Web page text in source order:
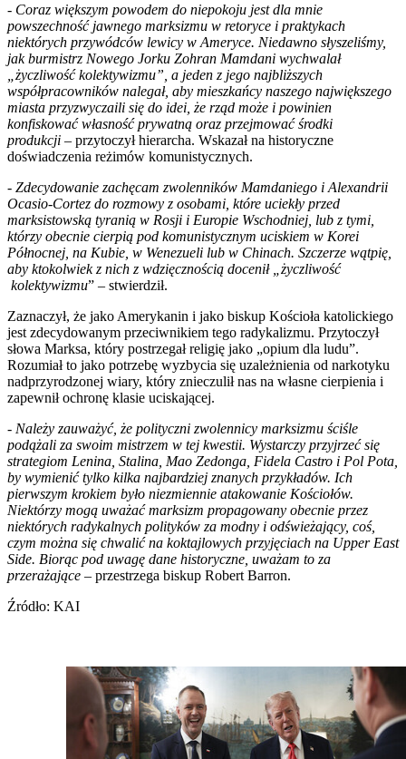
- Coraz większym powodem do niepokoju jest dla mnie
powszechność jawnego marksizmu w retoryce i praktykach
niektórych przywódców lewicy w Ameryce. Niedawno słyszeliśmy,
jak burmistrz Nowego Jorku Zohran Mamdani wychwalał
„życzliwość kolektywizmu”, a jeden z jego najbliższych
współpracowników nalegał, aby mieszkańcy naszego największego
miasta przyzwyczaili się do idei, że rząd może i powinien
konfiskować własność prywatną oraz przejmować środki
produkcji – przytoczył hierarcha. Wskazał na historyczne
doświadczenia reżimów komunistycznych.
- Zdecydowanie zachęcam zwolenników Mamdaniego i Alexandrii
Ocasio-Cortez do rozmowy z osobami, które uciekły przed
marksistowską tyranią w Rosji i Europie Wschodniej, lub z tymi,
którzy obecnie cierpią pod komunistycznym uciskiem w Korei
Północnej, na Kubie, w Wenezueli lub w Chinach. Szczerze wątpię,
aby ktokolwiek z nich z wdzięcznością docenił „życzliwość
kolektywizmu” – stwierdził.
Zaznaczył, że jako Amerykanin i jako biskup Kościoła katolickiego
jest zdecydowanym przeciwnikiem tego radykalizmu. Przytoczył
słowa Marksa, który postrzegał religię jako „opium dla ludu”.
Rozumiał to jako potrzebę wyzbycia się uzależnienia od narkotyku
nadprzyrodzonej wiary, który znieczulił nas na własne cierpienia i
zapewnił ochronę klasie uciskającej.
- Należy zauważyć, że polityczni zwolennicy marksizmu ściśle
podążali za swoim mistrzem w tej kwestii. Wystarczy przyjrzeć się
strategiom Lenina, Stalina, Mao Zedonga, Fidela Castro i Pol Pota,
by wymienić tylko kilka najbardziej znanych przykładów. Ich
pierwszym krokiem było niezmiennie atakowanie Kościołów.
Niektórzy mogą uważać marksizm propagowany obecnie przez
niektórych radykalnych polityków za modny i odświeżający, coś,
czym można się chwalić na koktajlowych przyjęciach na Upper East
Side. Biorąc pod uwagę dane historyczne, uważam to za
przerażające – przestrzega biskup Robert Barron.
Źródło: KAI